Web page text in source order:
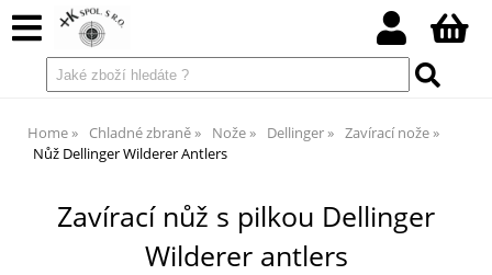
Home Chladné zbraně Nože Dellinger
Zavírací nože
Nůž Dellinger Wilderer Antlers
Zavírací nůž s pilkou Dellinger
Wilderer antlers